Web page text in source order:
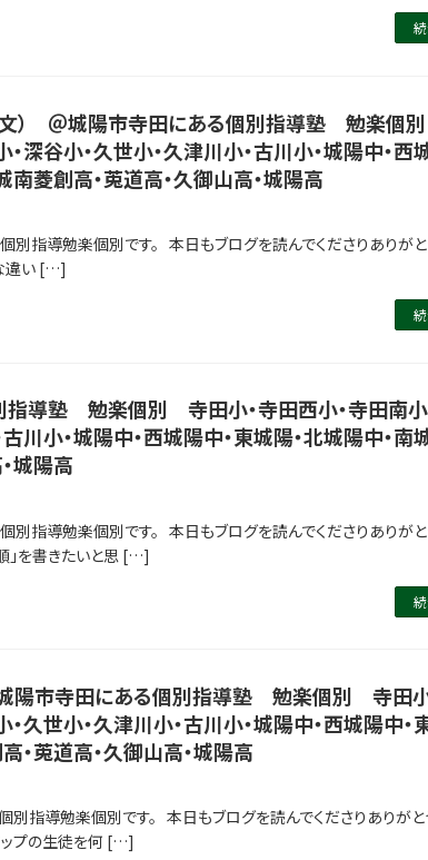
） ＠城陽市寺田にある個別指導塾 勉楽個
深谷小・久世小・久津川小・古川小・城陽中・西
南菱創高・莵道高・久御山高・城陽高
別指導勉楽個別です。 本日もブログを読んでくださりありが
違い […]
導塾 勉楽個別 寺田小・寺田西小・寺田南小
川小・城陽中・西城陽中・東城陽・北城陽中・南
城陽高
別指導勉楽個別です。 本日もブログを読んでくださりありが
」を書きたいと思 […]
陽市寺田にある個別指導塾 勉楽個別 寺田小
久世小・久津川小・古川小・城陽中・西城陽中・
・莵道高・久御山高・城陽高
指導勉楽個別です。 本日もブログを読んでくださりありがと
ップの生徒を何 […]